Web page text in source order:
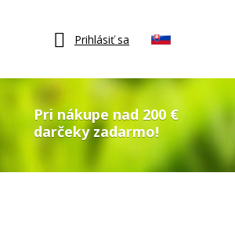
Prihlásiť sa
Pri nákupe nad 200 €
darčeky zadarmo!